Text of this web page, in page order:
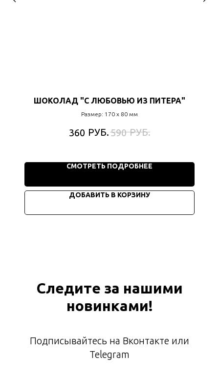
ШОКОЛАД "С ЛЮБОВЬЮ ИЗ ПИТЕРА"
Размер: 170 х 80 мм
360 РУБ.590 РУБ.
СМОТРЕТЬ ПОДРОБНЕЕ
ДОБАВИТЬ В КОРЗИНУ
Следите за нашими
новинками!
Подписывайтесь на Вконтакте или
Telegram